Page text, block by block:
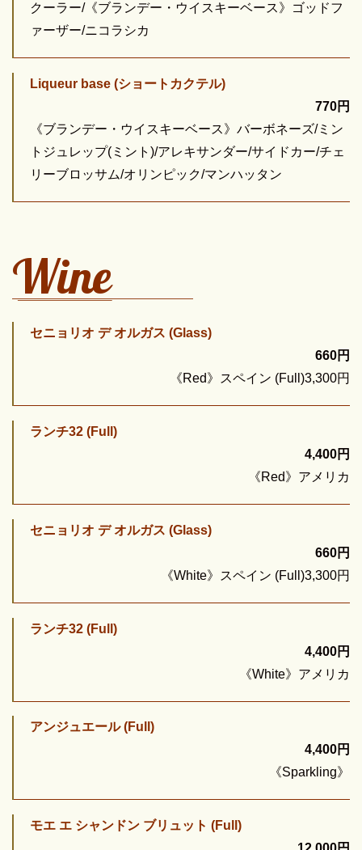
クーラー/《ブランデー・ウイスキーベース》ゴッドフ
ァーザー/ニコラシカ
Liqueur base (ショートカクテル)
770円
《ブランデー・ウイスキーベース》バーボネーズ/ミン
トジュレップ(ミント)/アレキサンダー/サイドカー/チェ
リーブロッサム/オリンピック/マンハッタン
Wine
セニョリオ デ オルガス (Glass)
660円
《Red》スペイン (Full)3,300円
ランチ32 (Full)
4,400円
《Red》アメリカ
セニョリオ デ オルガス (Glass)
660円
《White》スペイン (Full)3,300円
ランチ32 (Full)
4,400円
《White》アメリカ
アンジュエール (Full)
4,400円
《Sparkling》
モエ エ シャンドン ブリュット (Full)